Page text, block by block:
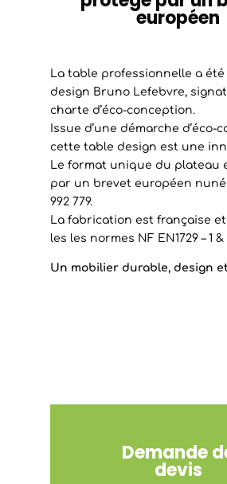
européen
La table professionnelle a
design Bruno Lefebvre,
charte d’éco-conception.
Issue d’une démarche d’éco-
cette table design est une
Le format unique du plateau
par un brevet européen
992 779.
La fabrication est française
les les normes NF EN1729 – 1 &
Un mobilier durable, design
Demande
devis